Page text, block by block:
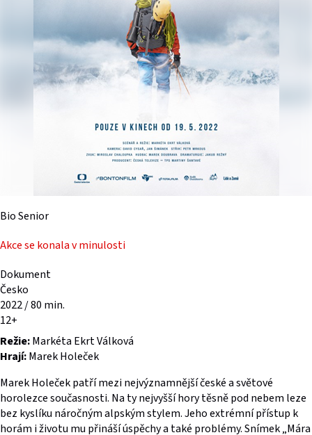
Bio Senior
Akce se konala v minulosti
Dokument
Česko
2022 / 80 min.
12+
Režie:Markéta Ekrt Válková
Hrají:Marek Holeček
Marek Holeček patří mezi nejvýznamnější české a světové
horolezce současnosti. Na ty nejvyšší hory těsně pod nebem leze
bez kyslíku náročným alpským stylem. Jeho extrémní přístup k
horám i životu mu přináší úspěchy a také problémy. Snímek „Mára